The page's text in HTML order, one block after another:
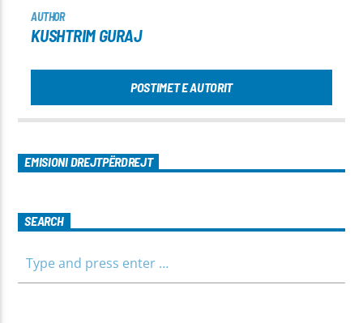
AUTHOR
KUSHTRIM GURAJ
POSTIMET E AUTORIT
EMISIONI DREJTPËRDREJT
SEARCH